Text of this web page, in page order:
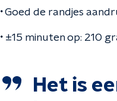
•Goed de randjes
• ±15 minuten op: 210
Het is